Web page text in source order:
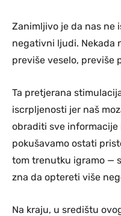
Zanimljivo je da nas ne
negativni ljudi. Nekada
previše veselo, previše
Ta pretjerana
iscrpljenosti jer naš
obraditi sve informacije
pokušavamo ostati
tom trenutku igramo —
zna da optereti više
Na kraju, u središtu